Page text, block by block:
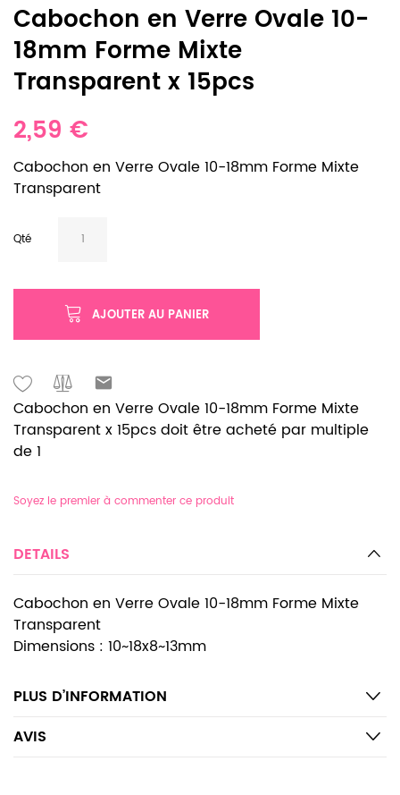
Cabochon en Verre Ovale 10-
18mm Forme Mixte
Transparent x 15pcs
2,59 €
Cabochon en Verre Ovale 10-18mm Forme Mixte
Transparent
Qté
AJOUTER AU PANIER
Cabochon en Verre Ovale 10-18mm Forme Mixte
Transparent x 15pcs doit être acheté par multiple
de 1
Soyez le premier à commenter ce produit
DETAILS
Cabochon en Verre Ovale 10-18mm Forme Mixte
Transparent
Dimensions : 10~18x8~13mm
PLUS D’INFORMATION
AVIS